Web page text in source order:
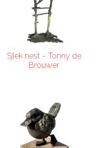
Sjiek nest – Tonny de
Brouwer